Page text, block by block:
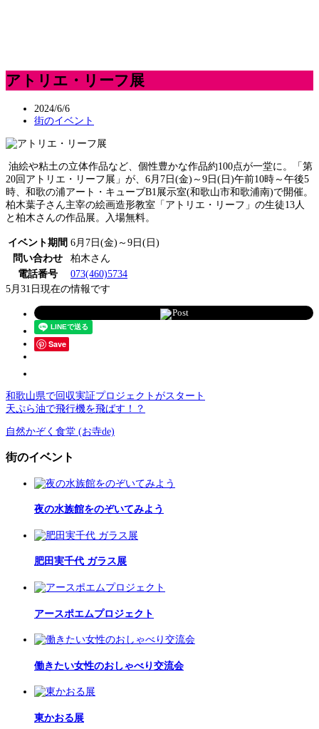
アトリエ・リーフ展
2024/6/6
街のイベント
油絵や粘土の立体作品など、個性豊かな作品約100点が一堂に。「第
20回アトリエ・リーフ展」が、6月7日(金)～9日(日)午前10時～午後5
時、和歌の浦アート・キューブB1展示室(和歌山市和歌浦南)で開催。
柏木葉子さん主宰の絵画造形教室「アトリエ・リーフ」の生徒13人
と柏木さんの作品展。入場無料。
イベント期間 6月7日(金)～9日(日)
問い合わせ
柏木さん
電話番号
073(460)5734
5月31日現在の情報です
Post
Save
和歌山県で回収実証プロジェクトがスタート
天ぷら油で飛行機を飛ばす！？
自然かぞく食堂 (お寺de)
街のイベント
夜の水族館をのぞいてみよう
肥田実千代 ガラス展
アースポエムプロジェクト
働きたい女性のおしゃべり交流会
東かおる展